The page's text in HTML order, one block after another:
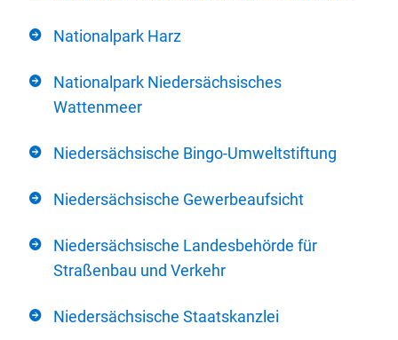
Nationalpark Harz
Nationalpark Niedersächsisches
Wattenmeer
Niedersächsische Bingo-Umweltstiftung
Niedersächsische Gewerbeaufsicht
Niedersächsische Landesbehörde für
Straßenbau und Verkehr
Niedersächsische Staatskanzlei